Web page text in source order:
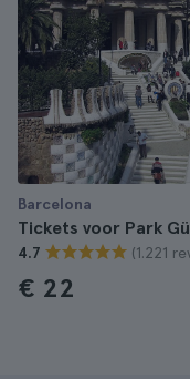
Barcelona
Tickets voor Park
4.7 (1.221
€ 22